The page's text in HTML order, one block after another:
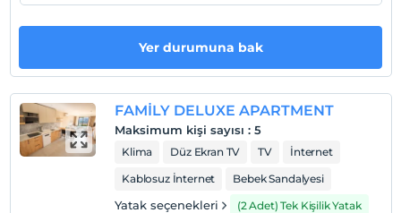
Haritada Göster
Otel koşulları
Check/in
En erken saat 14:00 ve sonrası
Yer durumuna bak
FAMİLY DELUXE APARTMENT
Maksimum kişi sayısı : 5
Klima Düz Ekran TV TV
İnternet
Kablosuz İnternet
Bebek Sandalyesi
Yatak seçenekleri
(2 Adet) Tek Kişilik Yatak